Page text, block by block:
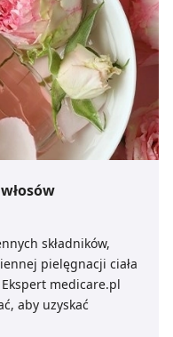
składników,
pielęgnacji ciała
Ekspert medicare.pl
aby uzyskać